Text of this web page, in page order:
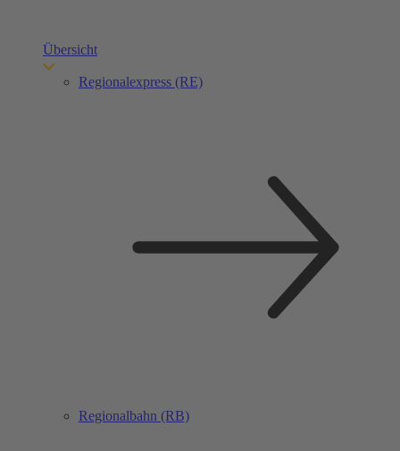
Übersicht
Regionalexpress (RE)
Regionalbahn (RB)